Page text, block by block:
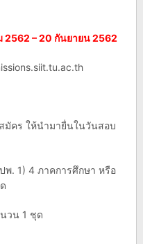
2562 – 20 กันยายน 2562
มัคร ให้นํามายื่นในวันสอบ
พ. 1) 4 ภาคการศึกษา หรือ
วน 1 ชุด